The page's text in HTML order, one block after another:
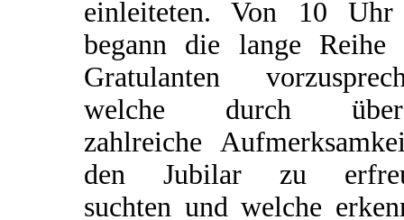
einleiteten. Von 10
begann die lange Reihe
Gratulanten
welche durch
zahlreiche
den Jubilar zu
suchten und welche